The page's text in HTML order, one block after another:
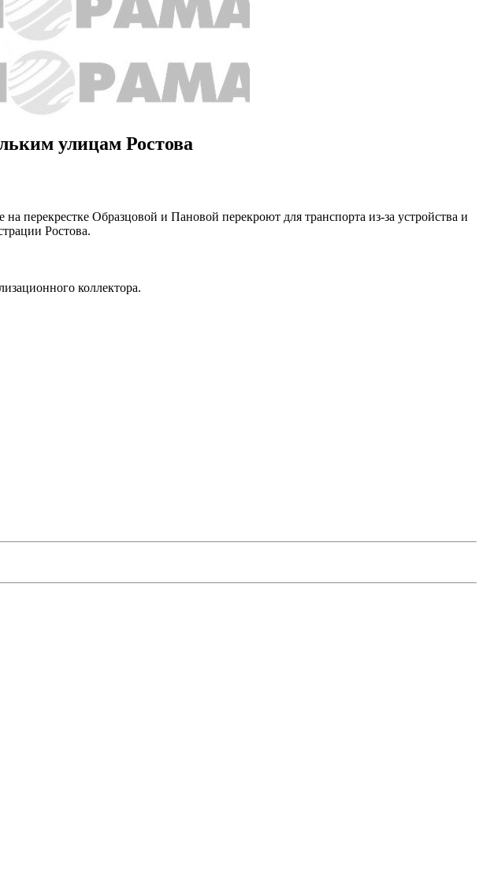
улицам Ростова
перекрестке Образцовой и Пановой перекроют для транспорта из-за устройства и
Ростова.
коллектора.